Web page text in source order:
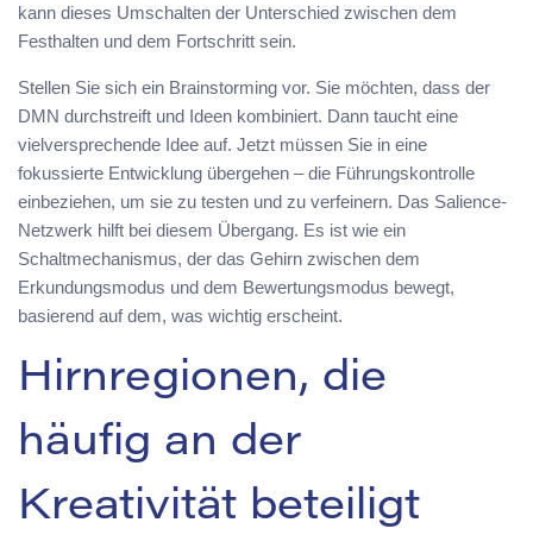
kann dieses Umschalten der Unterschied zwischen dem
Festhalten und dem Fortschritt sein.
Stellen Sie sich ein Brainstorming vor. Sie möchten, dass der
DMN durchstreift und Ideen kombiniert. Dann taucht eine
vielversprechende Idee auf. Jetzt müssen Sie in eine
fokussierte Entwicklung übergehen – die Führungskontrolle
einbeziehen, um sie zu testen und zu verfeinern. Das Salience-
Netzwerk hilft bei diesem Übergang. Es ist wie ein
Schaltmechanismus, der das Gehirn zwischen dem
Erkundungsmodus und dem Bewertungsmodus bewegt,
basierend auf dem, was wichtig erscheint.
Hirnregionen, die
häufig an der
Kreativität beteiligt